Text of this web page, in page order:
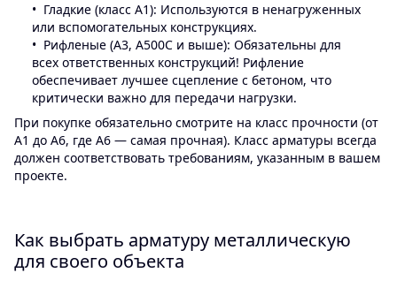
Гладкие (класс A1): Используются в ненагруженных
или вспомогательных конструкциях.
Рифленые (A3, A500C и выше): Обязательны для
всех ответственных конструкций! Рифление
обеспечивает лучшее сцепление с бетоном, что
критически важно для передачи нагрузки.
При покупке обязательно смотрите на класс прочности (от
A1 до А6, где A6 — самая прочная). Класс арматуры всегда
должен соответствовать требованиям, указанным в вашем
проекте.
Как выбрать арматуру металлическую
для своего объекта